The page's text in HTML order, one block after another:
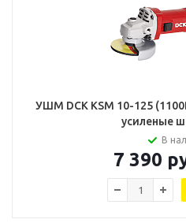
УШМ DCK KSM 10-125
усиленые
В
7 390